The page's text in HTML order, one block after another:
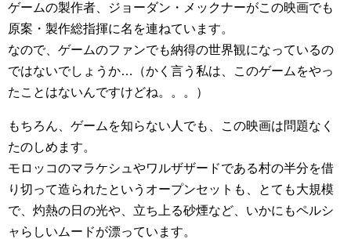
ゲームの製作者、ジョーダン・メックナーがこの映画でも
原案・製作総指揮に名を連ねています。
なので、ゲームのファンでも納得の世界観になっているの
ではないでしょうか…（かく言う私は、このゲームをやっ
たことはないんですけどね。。。）
もちろん、ゲームを知らない人でも、この映画は問題なく
たのしめます。
モロッコのマラケシュやワルザザードである村の半分を借
り切って造られたというオープンセットも、とても大規模
で、灼熱の日の光や、立ち上る砂煙など、いかにもペルシ
ャらしいムードが漂っています。